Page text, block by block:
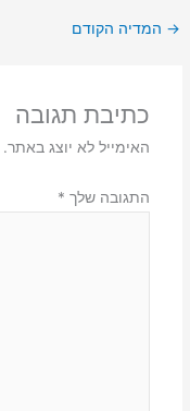
→ המדיה הקודם
כתיבת תגובה
האימייל לא יוצג באתר.
התגובה שלך *